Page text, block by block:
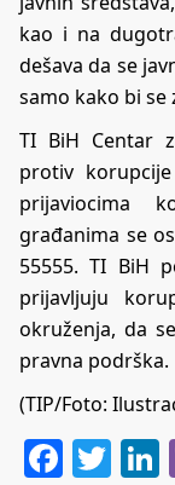
kao i na
dešava da se
samo kako bi
TI BiH Centar
protiv
prijaviocima
građanima se
55555. TI BiH
prijavljuju
okruženja, da
pravna podrška.
(TIP/Foto: